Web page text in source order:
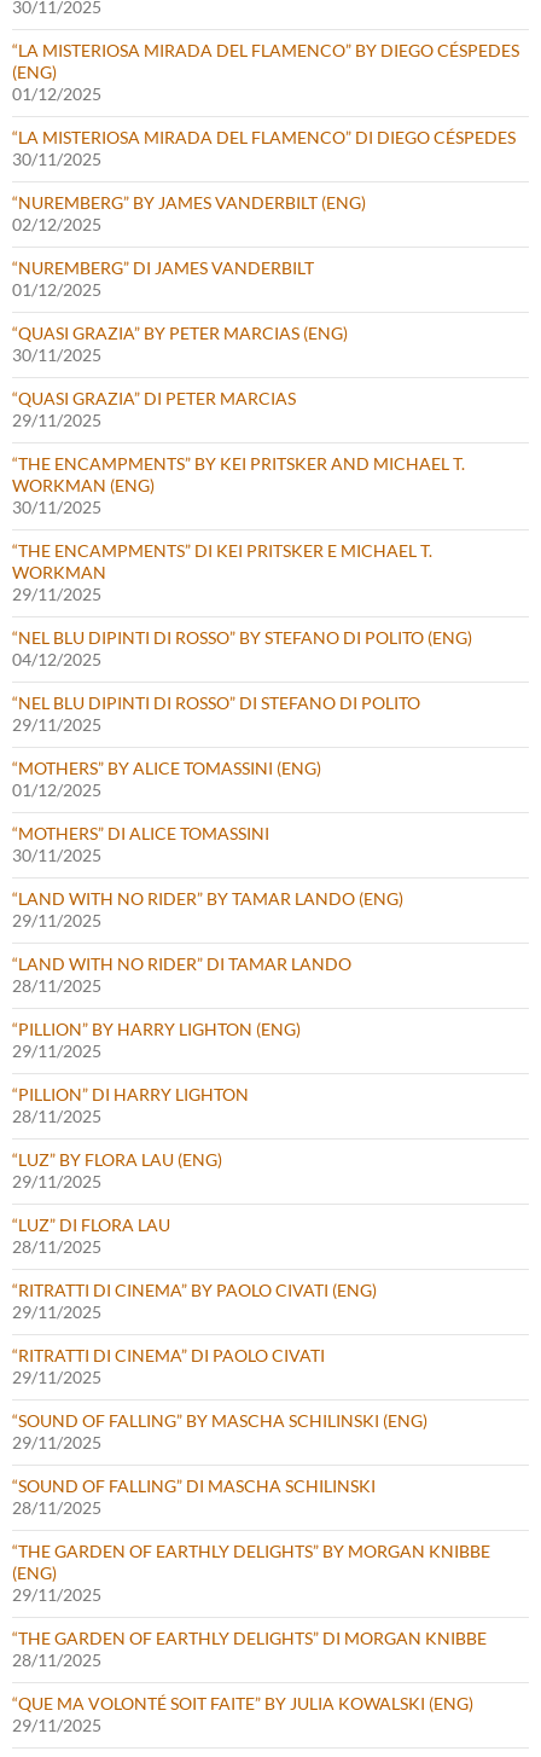
30/11/2025
“LA MISTERIOSA MIRADA DEL FLAMENCO” BY DIEGO CÉSPEDES
(ENG)
01/12/2025
“LA MISTERIOSA MIRADA DEL FLAMENCO” DI DIEGO CÉSPEDES
30/11/2025
“NUREMBERG” BY JAMES VANDERBILT (ENG)
02/12/2025
“NUREMBERG” DI JAMES VANDERBILT
01/12/2025
“QUASI GRAZIA” BY PETER MARCIAS (ENG)
30/11/2025
“QUASI GRAZIA” DI PETER MARCIAS
29/11/2025
“THE ENCAMPMENTS” BY KEI PRITSKER AND MICHAEL T.
WORKMAN (ENG)
30/11/2025
“THE ENCAMPMENTS” DI KEI PRITSKER E MICHAEL T.
WORKMAN
29/11/2025
“NEL BLU DIPINTI DI ROSSO” BY STEFANO DI POLITO (ENG)
04/12/2025
“NEL BLU DIPINTI DI ROSSO” DI STEFANO DI POLITO
29/11/2025
“MOTHERS” BY ALICE TOMASSINI (ENG)
01/12/2025
“MOTHERS” DI ALICE TOMASSINI
30/11/2025
“LAND WITH NO RIDER” BY TAMAR LANDO (ENG)
29/11/2025
“LAND WITH NO RIDER” DI TAMAR LANDO
28/11/2025
“PILLION” BY HARRY LIGHTON (ENG)
29/11/2025
“PILLION” DI HARRY LIGHTON
28/11/2025
“LUZ” BY FLORA LAU (ENG)
29/11/2025
“LUZ” DI FLORA LAU
28/11/2025
“RITRATTI DI CINEMA” BY PAOLO CIVATI (ENG)
29/11/2025
“RITRATTI DI CINEMA” DI PAOLO CIVATI
29/11/2025
“SOUND OF FALLING” BY MASCHA SCHILINSKI (ENG)
29/11/2025
“SOUND OF FALLING” DI MASCHA SCHILINSKI
28/11/2025
“THE GARDEN OF EARTHLY DELIGHTS” BY MORGAN KNIBBE
(ENG)
29/11/2025
“THE GARDEN OF EARTHLY DELIGHTS” DI MORGAN KNIBBE
28/11/2025
“QUE MA VOLONTÉ SOIT FAITE” BY JULIA KOWALSKI (ENG)
29/11/2025